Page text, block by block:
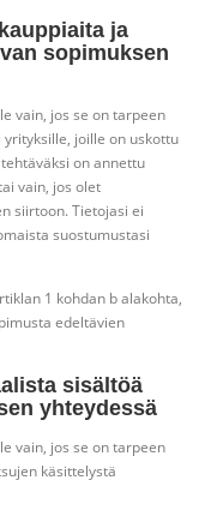
ja
sopimuksen
vain, jos se on tarpeen
joille on uskottu
on annettu
vain, jos olet
siirtoon. Tietojasi ei
suostumustasi
1 kohdan b alakohta,
edeltävien
sisältöä
yhteydessä
vain, jos se on tarpeen
käsittelystä